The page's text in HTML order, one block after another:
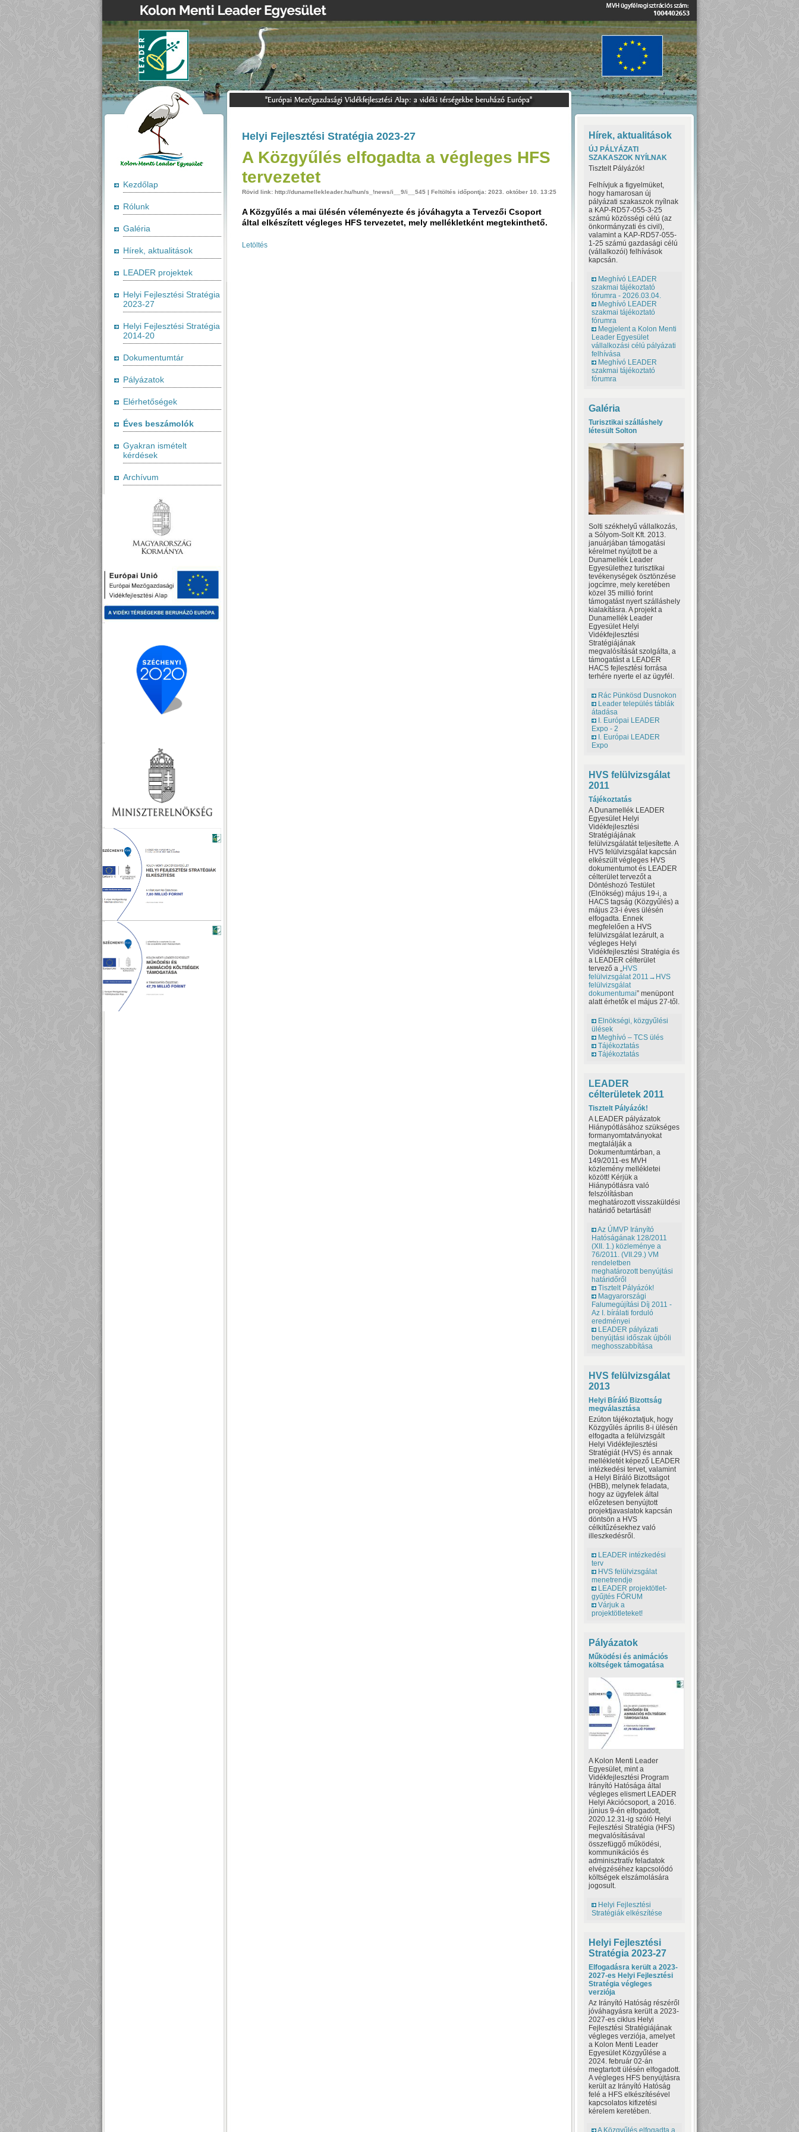
Kezdőlap
Rólunk
Galéria
Hírek, aktualitások
LEADER projektek
Helyi Fejlesztési Stratégia
2023-27
Helyi Fejlesztési Stratégia
2014-20
Dokumentumtár
Pályázatok
Elérhetőségek
Éves beszámolók
Gyakran ismételt
kérdések
Archívum
Helyi Fejlesztési Stratégia 2023-27
A Közgyűlés elfogadta a végleges HFS
tervezetet
Rövid link: http://dunamellekleader.hu/hun/s_!news/i__9/i__545 | Feltöltés időpontja: 2023. október 10. 13:25
A Közgyűlés a mai ülésén véleményezte és jóváhagyta a Tervezői Csoport
által elkészített végleges HFS tervezetet, mely mellékletként megtekinthető.
Letöltés
Hírek, aktualitások
ÚJ PÁLYÁZATI
SZAKASZOK NYÍLNAK
Tisztelt Pályázók!
Felhívjuk a figyelmüket,
hogy hamarosan új
pályázati szakaszok nyílnak
a KAP-RD57-055-3-25
számú közösségi célú (az
önkormányzati és civil),
valamint a KAP-RD57-055-
1-25 számú gazdasági célú
(vállalkozói) felhívások
kapcsán.
Meghívó LEADER
szakmai tájékoztató
fórumra - 2026.03.04.
Meghívó LEADER
szakmai tájékoztató
fórumra
Megjelent a Kolon Menti
Leader Egyesület
vállalkozási célú pályázati
felhívása
Meghívó LEADER
szakmai tájékoztató
fórumra
Galéria
Turisztikai szálláshely
létesült Solton
Solti székhelyű vállalkozás,
a Sólyom-Solt Kft. 2013.
januárjában támogatási
kérelmet nyújtott be a
Dunamellék Leader
Egyesülethez turisztikai
tevékenységek ösztönzése
jogcímre, mely keretében
közel 35 millió forint
támogatást nyert szálláshely
kialakításra. A projekt a
Dunamellék Leader
Egyesület Helyi
Vidékfejlesztési
Stratégiájának
megvalósítását szolgálta, a
támogatást a LEADER
HACS fejlesztési forrása
terhére nyerte el az ügyfél.
Rác Pünkösd Dusnokon
Leader település táblák
átadása
I. Európai LEADER
Expo - 2
I. Európai LEADER
Expo
HVS felülvizsgálat
2011
Tájékoztatás
A Dunamellék LEADER
Egyesület Helyi
Vidékfejlesztési
Stratégiájának
felülvizsgálatát teljesítette. A
HVS felülvizsgálat kapcsán
elkészült végleges HVS
dokumentumot és LEADER
célterület tervezőt a
Döntéshozó Testület
(Elnökség) május 19-i, a
HACS tagság (Közgyűlés) a
május 23-i éves ülésén
elfogadta. Ennek
megfelelően a HVS
felülvizsgálat lezárult, a
végleges Helyi
Vidékfejlesztési Stratégia és
a LEADER célterület
tervező a „HVS
felülvizsgálat 2011→HVS
felülvizsgálat
dokumentumai” menüpont
alatt érhetők el május 27-től.
Elnökségi, közgyűlési
ülések
Meghívó – TCS ülés
Tájékoztatás
Tájékoztatás
LEADER
célterületek 2011
Tisztelt Pályázók!
A LEADER pályázatok
Hiánypótlásához szükséges
formanyomtatványokat
megtalálják a
Dokumentumtárban, a
149/2011-es MVH
közlemény mellékletei
között! Kérjük a
Hiánypótlásra való
felszólításban
meghatározott visszaküldési
határidő betartását!
Az ÚMVP Irányító
Hatóságának 128/2011
(XII. 1.) közleménye a
76/2011. (VII.29.) VM
rendeletben
meghatározott benyújtási
határidőről
Tisztelt Pályázók!
Magyarországi
Falumegújítási Díj 2011 -
Az I. bírálati forduló
eredményei
LEADER pályázati
benyújtási időszak újbóli
meghosszabbítása
HVS felülvizsgálat
2013
Helyi Bíráló Bizottság
megválasztása
Ezúton tájékoztatjuk, hogy
Közgyűlés április 8-i ülésén
elfogadta a felülvizsgált
Helyi Vidékfejlesztési
Stratégiát (HVS) és annak
mellékletét képező LEADER
intézkedési tervet, valamint
a Helyi Bíráló Bizottságot
(HBB), melynek feladata,
hogy az ügyfelek által
előzetesen benyújtott
projektjavaslatok kapcsán
döntsön a HVS
célkitűzésekhez való
illeszkedésről.
LEADER intézkedési
terv
HVS felülvizsgálat
menetrendje
LEADER projektötlet-
gyűjtés FÓRUM
Várjuk a
projektötleteket!
Pályázatok
Működési és animációs
költségek támogatása
A Kolon Menti Leader
Egyesület, mint a
Vidékfejlesztési Program
Irányító Hatósága által
végleges elismert LEADER
Helyi Akciócsoport, a 2016.
június 9-én elfogadott,
2020.12.31-ig szóló Helyi
Fejlesztési Stratégia (HFS)
megvalósításával
összefüggő működési,
kommunikációs és
adminisztratív feladatok
elvégzéséhez kapcsolódó
költségek elszámolására
jogosult.
Helyi Fejlesztési
Stratégiák elkészítése
Helyi Fejlesztési
Stratégia 2023-27
Elfogadásra került a 2023-
2027-es Helyi Fejlesztési
Stratégia végleges
verziója
Az Irányító Hatóság részéről
jóváhagyásra került a 2023-
2027-es ciklus Helyi
Fejlesztési Stratégiájának
végleges verziója, amelyet
a Kolon Menti Leader
Egyesület Közgyűlése a
2024. február 02-án
megtartott ülésén elfogadott.
A végleges HFS benyújtásra
került az Irányító Hatóság
felé a HFS elkészítésével
kapcsolatos kifizetési
kérelem keretében.
A Közgyűlés elfogadta a